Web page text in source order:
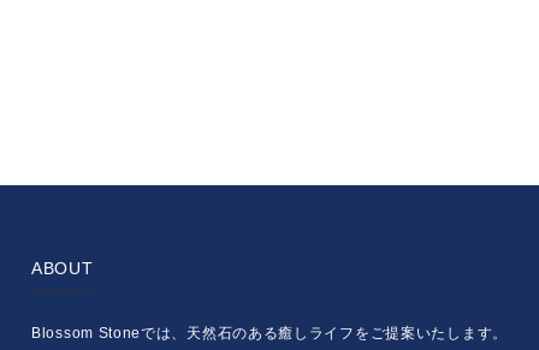
ABOUT
Blossom Stoneでは、天然石のある癒しライフをご提案いたします。